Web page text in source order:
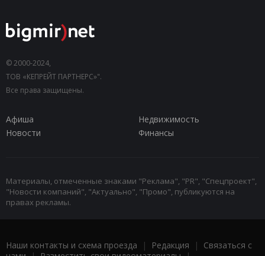
© 2000-2024,
ТОВ «КЕПРЕЙТ ПАРТНЕРС»".
Все права защищены.
Афиша
Недвижимость
Новости
Финансы
Материалы, отмеченные знаками "Реклама", "PR", "Спецпроект",
"Новости компаний", "Актуально", "Промо", публикуются на
правах рекламы.
Наши контакты и схема проезда | Редакция | Связаться с